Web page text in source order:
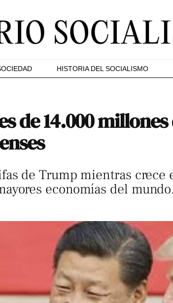
HISTORIA DEL SOCIALISMO
de 14.000
de Trump mientras crece
economías del mundo.